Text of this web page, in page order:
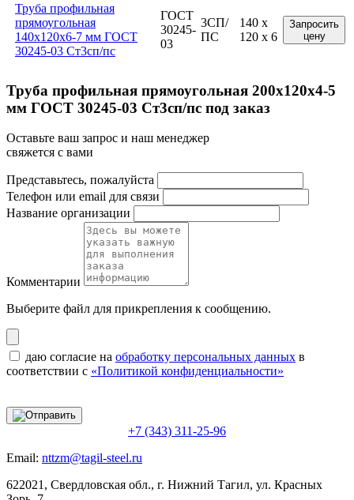
Труба профильная
прямоугольная
140x120x6-7 мм ГОСТ
30245-03 Ст3сп/пс
ГОСТ
30245-
03
3СП/
ПС
140 x
120 x 6
Запросить
цену
Труба профильная прямоугольная 200x120x4-5
мм ГОСТ 30245-03 Ст3сп/пс под заказ
Оставьте ваш запрос и наш менеджер
свяжется с вами
Представьтесь, пожалуйста
Телефон или email для связи
Название организации
Комментарии
Выберите файл для прикрепления к сообщению.
даю согласие на обработку персональных данных в
соответствии с «Политикой конфиденциальности»
+7 (343) 311-25-96
Email: nttzm@tagil-steel.ru
622021, Свердловская обл., г. Нижний Тагил, ул. Красных